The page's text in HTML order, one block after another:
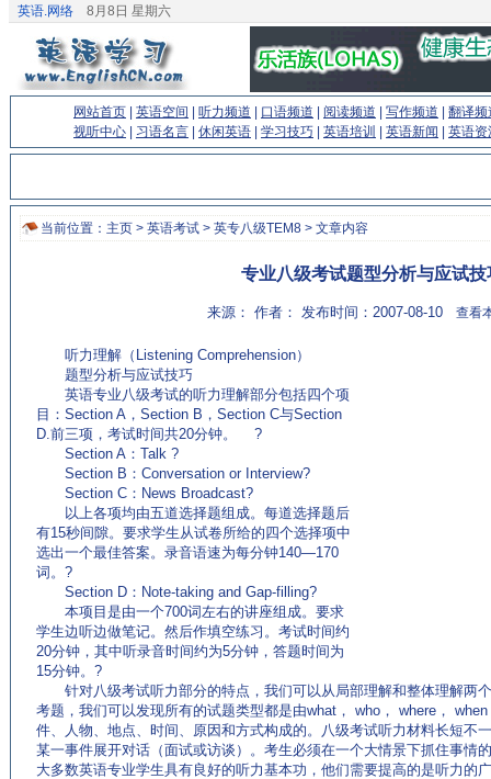
英语.网络 8月8日 星期六
网站首页 英语空间 听力频道 口语频道 阅读频道 写作频道
翻译频
视听中心
习语名言 休闲英语 学习技巧 英语培训 英语新闻 英语资
当前位置： 主页 > 英语考试 > 英专八级TEM8 > 文章内容
专业八级考试题型分析与应试技
来源： 作者： 发布时间：2007-08-10 查看
听力理解（Listening Comprehension）
题型分析与应试技巧
英语专业八级考试的听力理解部分包括四个项
目：Section A，Section B，Section C与Section
D.前三项，考试时间共20分钟。 ?
Section A：Talk ?
Section B：Conversation or Interview?
Section C：News Broadcast?
以上各项均由五道选择题组成。每道选择题后
有15秒间隙。要求学生从试卷所给的四个选择项中
选出一个最佳答案。录音语速为每分钟140—170
词。?
Section D：Note-taking and Gap-filling?
本项目是由一个700词左右的讲座组成。要求
学生边听边做笔记。然后作填空练习。考试时间约
20分钟，其中听录音时间约为5分钟，答题时间为
15分钟。?
针对八级考试听力部分的特点，我们可以从局部理解和整体理解两
考题，我们可以发现所有的试题类型都是由what， who， where，
件、人物、地点、时间、原因和方式构成的。八级考试听力材料长短不
某一事件展开对话（面试或访谈）。考生必须在一个大情景下抓住事情
大多数英语专业学生具有良好的听力基本功，他们需要提高的是听力的